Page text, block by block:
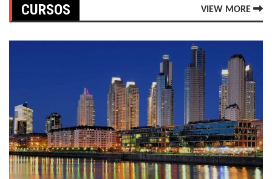
CURSOS VIEW MORE